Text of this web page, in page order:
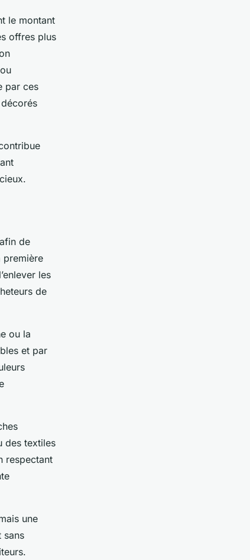
le montant
offres plus
par ces
de
première
les
de
ou la
et par
des textiles
respectant
une
sans